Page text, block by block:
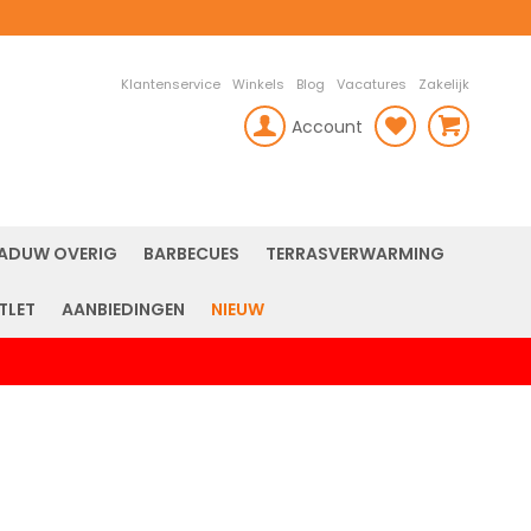
Klantenservice Winkels Blog Vacatures Zakelijk
Account
OVERIG BARBECUES TERRASVERWARMING
AANBIEDINGEN NIEUW